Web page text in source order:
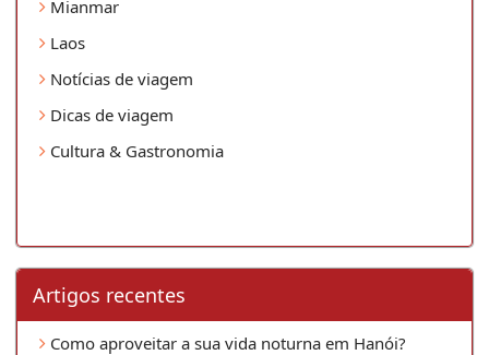
Mianmar
Laos
Notícias de viagem
Dicas de viagem
Cultura & Gastronomia
Artigos recentes
Como aproveitar a sua vida noturna em Hanói?